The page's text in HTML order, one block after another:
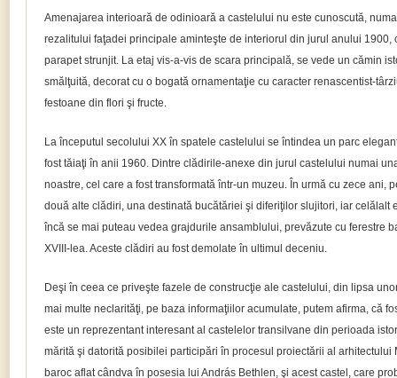
Amenajarea interioară de odinioară a castelului nu este cunoscută,
rezalitului faţadei principale aminteşte de interiorul din jurul anului 1900,
parapet strunjit. La etaj vis-a-vis de scara principală, se vede un cămin
smălţuită, decorat cu o bogată ornamentaţie cu caracter renascentist-
festoane din flori şi fructe.
La începutul secolului XX în spatele castelului se întindea un parc
fost tăiaţi în anii 1960. Dintre clădirile-anexe din jurul castelului numai
noastre, cel care a fost transformată într-un muzeu. În urmă cu zece ani,
două alte clădiri, una destinată bucătăriei şi diferiţilor slujitori, iar celălalt
încă se mai puteau vedea grajdurile ansamblului, prevăzute cu ferestre
XVIII-lea. Aceste clădiri au fost demolate în ultimul deceniu.
Deşi în ceea ce priveşte fazele de construcţie ale castelului, din lipsa
mai multe neclarităţi, pe baza informaţiilor acumulate, putem afirma, că
este un reprezentant interesant al castelelor transilvane din perioada
mărită şi datorită posibilei participări în procesul proiectării al arhitectului
baroc aflat cândva în posesia lui András Bethlen, şi acest castel, care